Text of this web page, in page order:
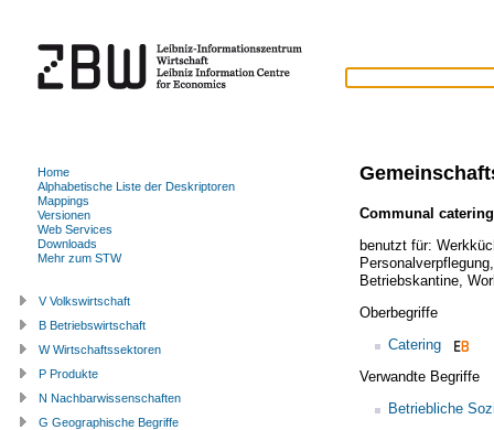
Communal catering
benutzt für:
Personalverpflegung
Betriebskantine,
Oberbegriffe
Catering
Verwandte Begriffe
Betriebliche
Home
Alphabetische Liste der Deskriptoren
Mappings
Versionen
Web Services
Downloads
Mehr zum STW
V Volkswirtschaft
B Betriebswirtschaft
W Wirtschaftssektoren
P Produkte
N Nachbarwissenschaften
G Geographische Begriffe